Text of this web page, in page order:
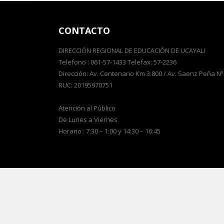
CONTACTO
DIRECCIÓN REGIONAL DE EDUCACIÓN DE UCAYALI
Telefono : 061-57-1433 Telefax: 57-2236
Dirección: Av. Centenario Km 3.800 / Av. Saenz Peña
RUC: 20195970751
Atención al Público
De Lunes a Viernes
Horario : 7:30 – 1:00 y 14:30 – 16:45